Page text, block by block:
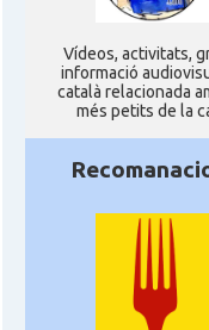
Ví­deos, activitats,
informació
català relacionada
més petits de la